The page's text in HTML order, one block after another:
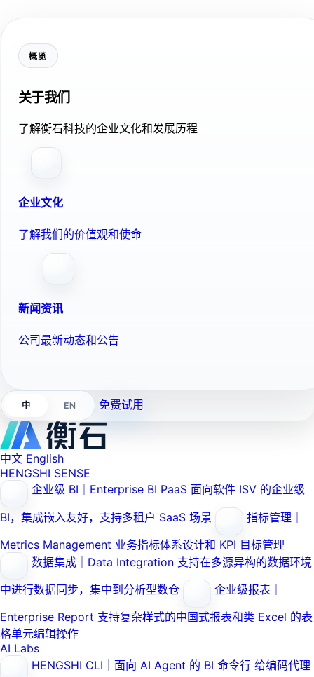
概览
关于我们
了解衡石科技的企业文化和发展历程
企业文化
了解我们的价值观和使命
新闻资讯
公司最新动态和公告
中 EN 免费试用
中文 English
HENGSHI SENSE
企业级 BI｜Enterprise BI PaaS 面向软件 ISV 的企业级
BI，集成嵌入友好，支持多租户 SaaS 场景
指标管理｜
Metrics Management 业务指标体系设计和 KPI 目标管理
数据集成｜Data Integration 支持在多源异构的数据环境
中进行数据同步，集中到分析型数仓
企业级报表｜
Enterprise Report 支持复杂样式的中国式报表和类 Excel 的表
格单元编辑操作
AI Labs
HENGSHI CLI｜面向 AI Agent 的 BI 命令行 给编码代理